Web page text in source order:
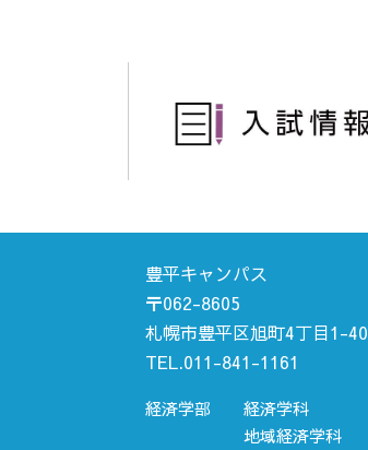
豊平キャンパス
〒062-8605
札幌市豊平区旭町4丁目1-40
TEL.011-841-1161
経済学部
経済学科
地域経済学科